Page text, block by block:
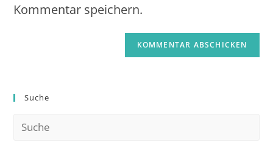
Kommentar speichern.
Suche